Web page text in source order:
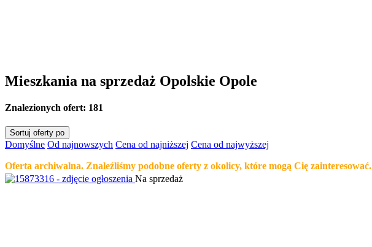
Mieszkania na sprzedaż Opolskie Opole
Znalezionych ofert: 181
Sortuj oferty po
Domyślne Od najnowszych Cena od najniższej Cena od najwyższej
Oferta archiwalna. Znaleźliśmy podobne oferty z okolicy, które mogą Cię zainteresować.
Na sprzedaż